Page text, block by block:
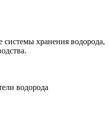
хранения водорода,